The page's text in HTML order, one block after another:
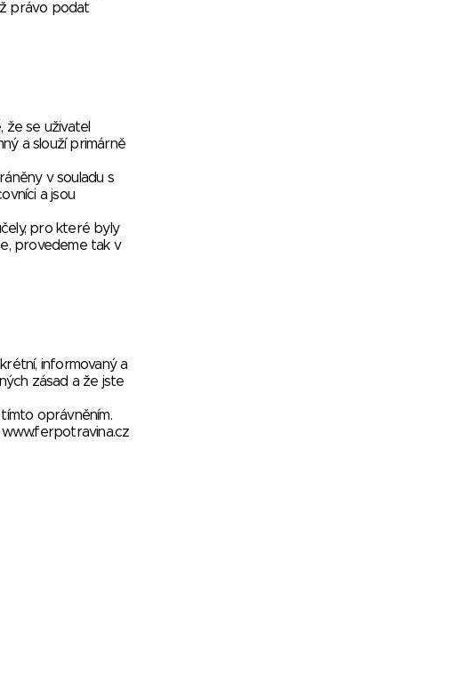
právo podat
že se uživatel
a slouží primárně
v souladu s
a jsou
pro které byly
provedeme tak v
informovaný a
zásad a že jste
oprávněním.
www.ferpotravina.cz